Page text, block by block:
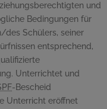
und
Bedingungen für
des Schülers, seiner
entsprechend,
Unterrichtet und
-Bescheid
Unterricht eröffnet